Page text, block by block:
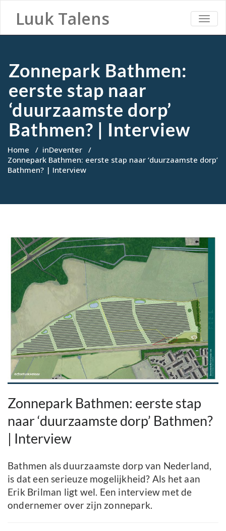
Luuk Talens
Zonnepark Bathmen:
eerste stap naar
‘duurzaamste dorp’
Bathmen? | Interview
Home / inDeventer /
Zonnepark Bathmen: eerste stap naar ‘duurzaamste dorp’
Bathmen? | Interview
Zonnepark Bathmen: eerste stap
naar ‘duurzaamste dorp’ Bathmen?
| Interview
Bathmen als duurzaamste dorp van Nederland,
is dat een serieuze mogelijkheid? Als het aan
Erik Brilman ligt wel. Een interview met de
ondernemer over zijn zonnepark.